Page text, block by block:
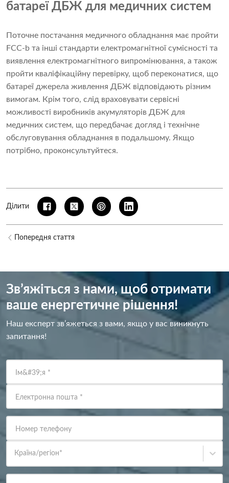
батареї ДБЖ для медичних систем
Поточне постачання медичного обладнання має пройти
FCC-b та інші стандарти електромагнітної сумісності та
виявлення електромагнітного випромінювання, а також
пройти кваліфікаційну перевірку, щоб переконатися, що
батареї джерела живлення ДБЖ відповідають різним
вимогам. Крім того, слід враховувати сервісні
можливості виробників акумуляторів ДБЖ для
медичних систем, що передбачає догляд і технічне
обслуговування обладнання в подальшому. Якщо
потрібно, проконсультуйтеся.
Ділити
Попередня стаття
Зв’яжіться з нами, щоб отримати
ваше енергетичне рішення!
Наш експерт зв’яжеться з вами, якщо у вас виникнуть
запитання!
Ім&#39;я *
Електронна пошта *
Номер телефону
Країна/регіон*